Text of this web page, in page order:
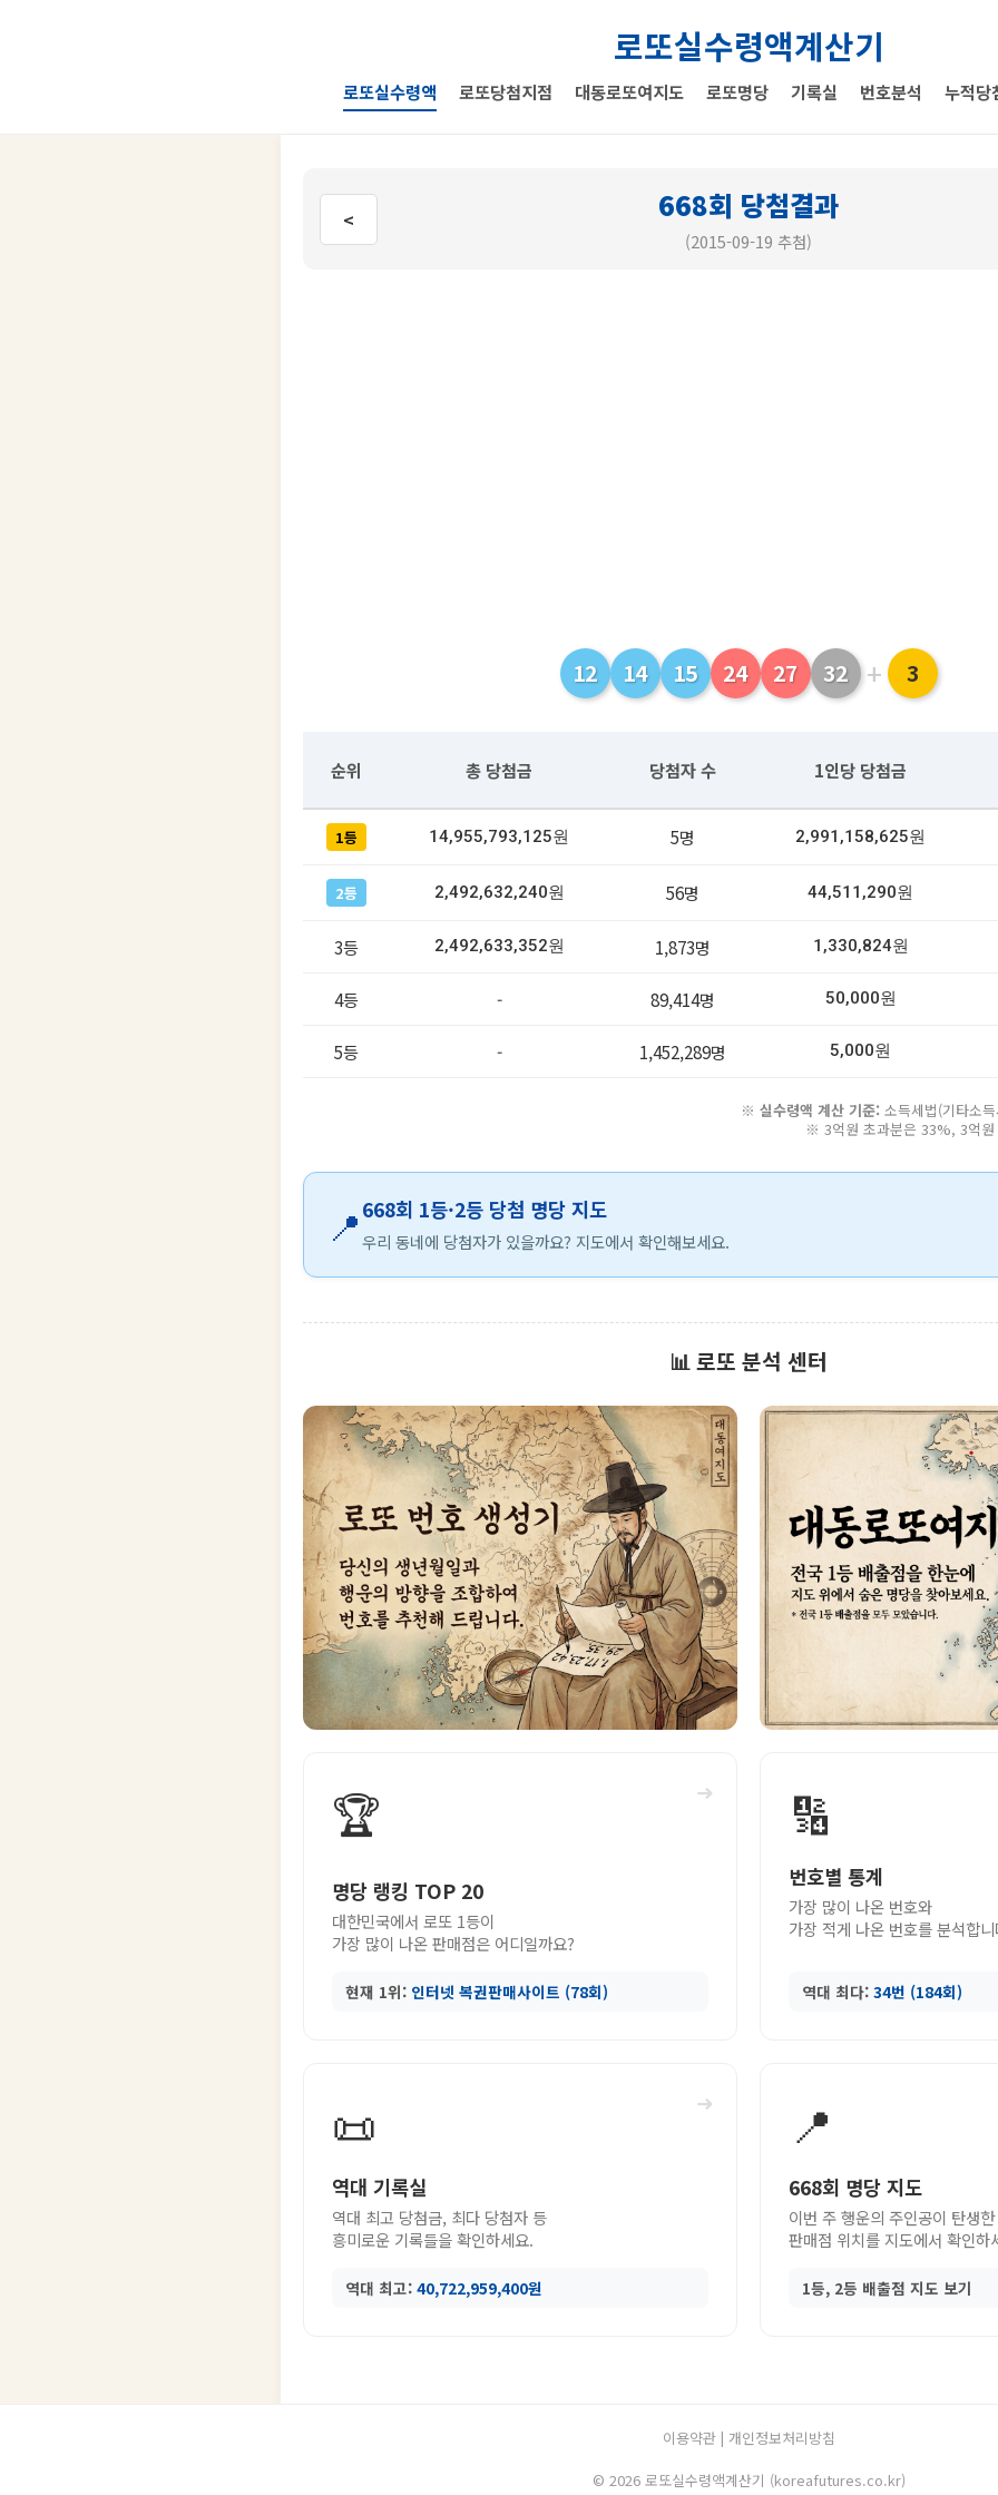
로또실수령액계산기
로또실수령액 로또당첨지점 대동로또여지도 로또명당 기록실 번호분석 누적당
< 668회 당첨결과
(2015-09-19 추첨)
12 14 15 24 27 32 + 3
순위 총 당첨금 당첨자 수 1인당 당첨금
1등 14,955,793,125원 5명 2,991,158,625원
2등 2,492,632,240원 56명 44,511,290원
3등 2,492,633,352원 1,873명 1,330,824원
4등 - 89,414명 50,000원
5등 - 1,452,289명 5,000원
※ 실수령액 계산 기준: 소득세법(기타소
※ 3억원 초과분은 33%, 3억
📍 668회 1등·2등 당첨 명당 지도
우리 동네에 당첨자가 있을까요? 지도에서 확인해보세요.
📊 로또 분석 센터
➜
🏆
명당 랭킹 TOP 20
대한민국에서 로또 1등이
가장 많이 나온 판매점은 어디일까요?
현재 1위: 인터넷 복권판매사이트 (78회)
🔢
번호별 통계
가장 많이 나온 번호와
가장 적게 나온 번호를 분석합
역대 최다: 34번 (184회)
➜
📜
역대 기록실
역대 최고 당첨금, 최다 당첨자 등
흥미로운 기록들을 확인하세요.
역대 최고: 40,722,959,400원
📍
668회 명당 지도
이번 주 행운의 주인공이 탄생한
판매점 위치를 지도에서 확인하
1등, 2등 배출점 지도 보기
이용약관| 개인정보처리방침
© 2026 로또실수령액계산기 (koreafutures.co.kr)